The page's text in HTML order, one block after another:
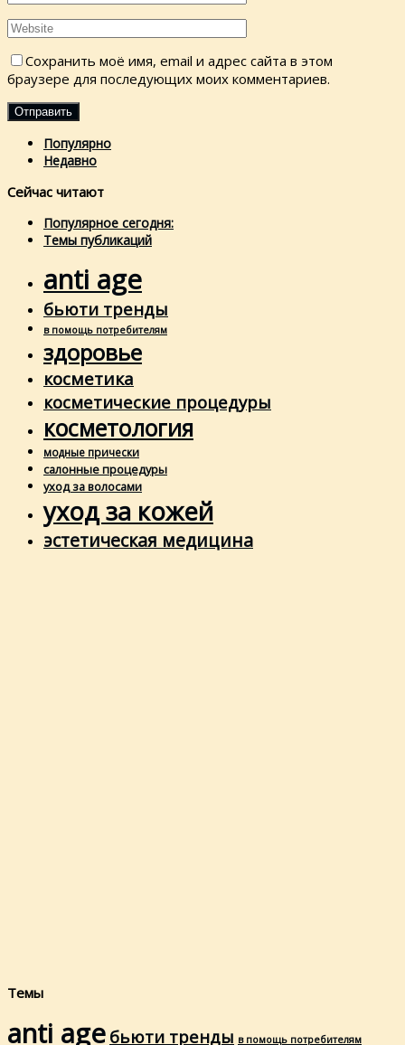
Сохранить моё имя, email и адрес сайта в этом
браузере для последующих моих комментариев.
Популярно
Недавно
Сейчас читают
Популярное сегодня:
Темы публикаций
anti age
бьюти тренды
в помощь потребителям
здоровье
косметика
косметические процедуры
косметология
модные прически
салонные процедуры
уход за волосами
уход за кожей
эстетическая медицина
Темы
anti age бьюти тренды в помощь потребителям